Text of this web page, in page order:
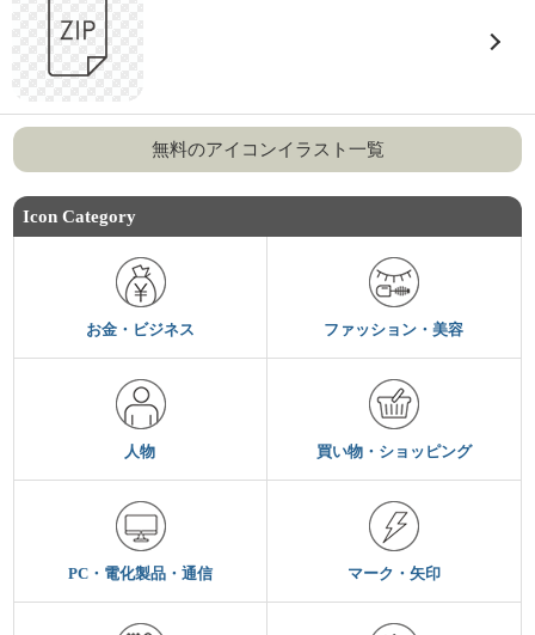
無料のアイコンイラスト一覧
Icon Category
お金・ビジネス ファッション・美容
人物 買い物・ショッピング
PC・電化製品・通信 マーク・矢印